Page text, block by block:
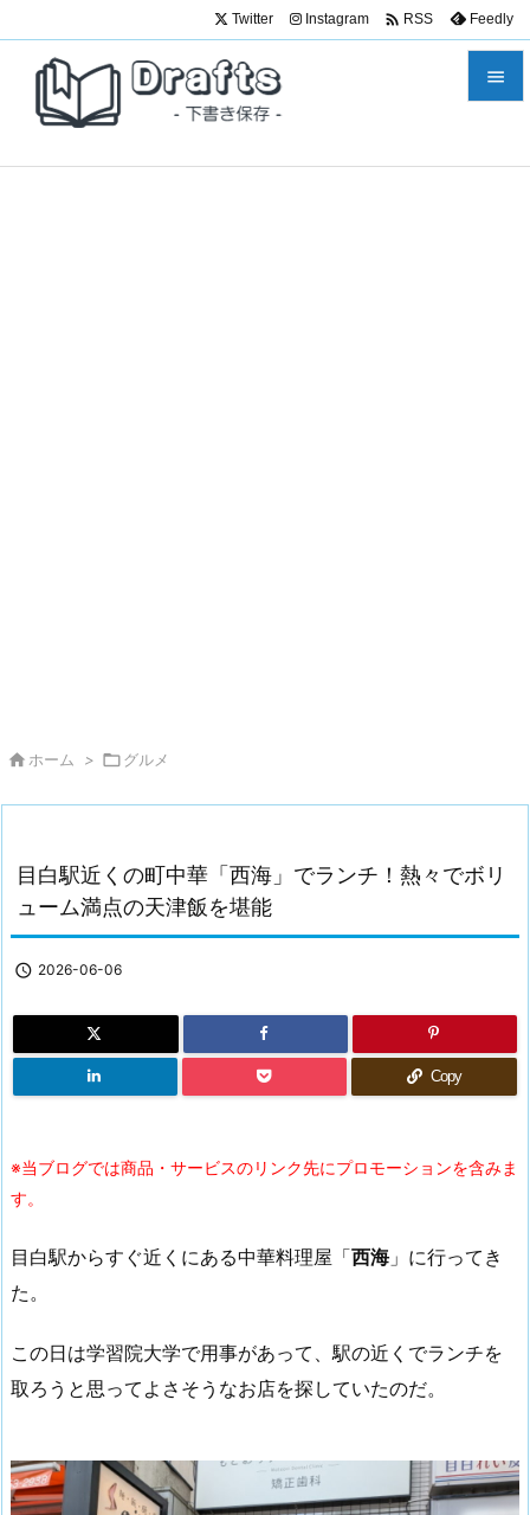

Twitter Instagram  RSS Feedly
 ホーム > グルメ
目白駅近くの町中華「西海」でランチ！熱々でボリ
ューム満点の天津飯を堪能
 2026-06-06
Copy
※当ブログでは商品・サービスのリンク先にプロモーションを含みま
す。
目白駅からすぐ近くにある中華料理屋「西海 」に行ってき
た。
この日は学習院大学で用事があって、駅の近くでランチを
取ろうと思ってよさそうなお店を探していたのだ。